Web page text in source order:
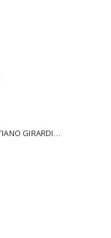
MATTEO TORCINOVICH, SEBASTIANO GIRARDI - OUTSIDE THE LINES: LOST PHOTOGRAPHS OF PUNK AND NEW WAVE'S MOST ICONIC ALBUMS